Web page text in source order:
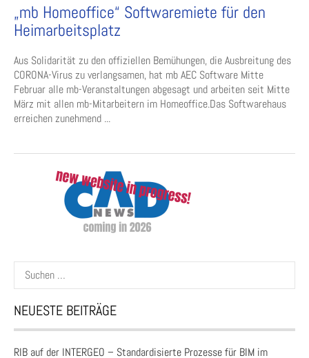
„mb Homeoffice“ Softwaremiete für den
Heimarbeitsplatz
Aus Solidarität zu den offiziellen Bemühungen, die Ausbreitung des
CORONA-Virus zu verlangsamen, hat mb AEC Software Mitte
Februar alle mb-Veranstaltungen abgesagt und arbeiten seit Mitte
März mit allen mb-Mitarbeitern im Homeoffice.Das Softwarehaus
erreichen zunehmend ...
Suchen
nach:
NEUESTE BEITRÄGE
RIB auf der INTERGEO – Standardisierte Prozesse für BIM im